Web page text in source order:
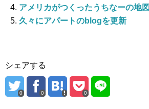
アメリカがつくったうちなーの地図
久々にアパートのblogを更新
シェアする
0 0 0